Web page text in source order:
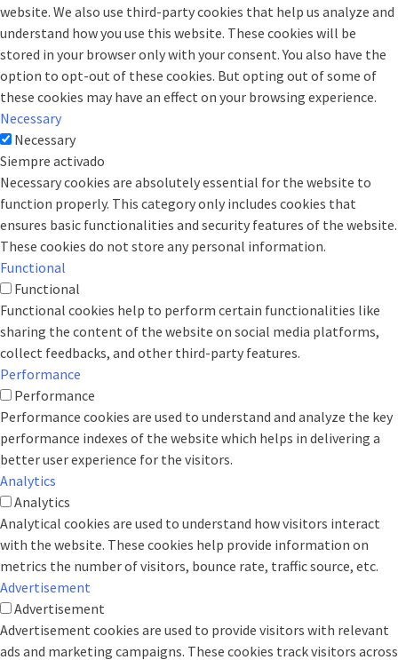
website. We also use third-party cookies that help us analyze and
understand how you use this website. These cookies will be
stored in your browser only with your consent. You also have the
option to opt-out of these cookies. But opting out of some of
these cookies may have an effect on your browsing experience.
Necessary
Necessary
Siempre activado
Necessary cookies are absolutely essential for the website to
function properly. This category only includes cookies that
ensures basic functionalities and security features of the website.
These cookies do not store any personal information.
Functional
Functional
Functional cookies help to perform certain functionalities like
sharing the content of the website on social media platforms,
collect feedbacks, and other third-party features.
Performance
Performance
Performance cookies are used to understand and analyze the key
performance indexes of the website which helps in delivering a
better user experience for the visitors.
Analytics
Analytics
Analytical cookies are used to understand how visitors interact
with the website. These cookies help provide information on
metrics the number of visitors, bounce rate, traffic source, etc.
Advertisement
Advertisement
Advertisement cookies are used to provide visitors with relevant
ads and marketing campaigns. These cookies track visitors across